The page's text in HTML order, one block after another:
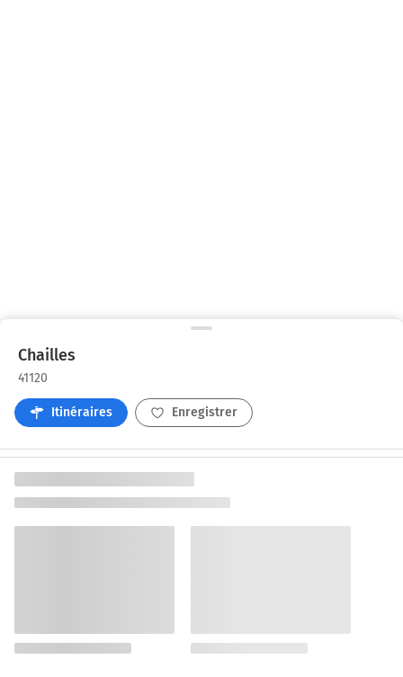
Chailles
41120
Itinéraires Enregistrer